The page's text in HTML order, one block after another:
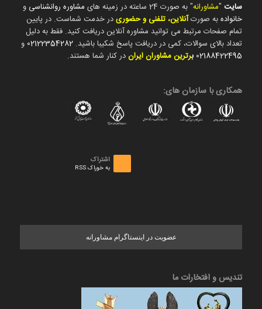
سایت"مشاورانه" به صورت 24 ساعته در زمینه های مشاوره روانشناسی و
خانوادهبه صورتآنلاین، تلفنی و حضوریدر خدمت شماست. در پایین
تمام صفحات مرتبط می توانید مشاوره آنلاین دریافت کنید. فقط به دلیل
تعداد بالای سوالات، کمی در دریافت پاسخ شکیبا باشید. 02122354282 و
02188422495 برترین مشاوران ایراندر کنار شما هستند.
همکاری با سازمان های:
اشتراک
به خوراک RSS
عضویت در اینستاگرام مشاورانه
تندیس و افتخارات ما